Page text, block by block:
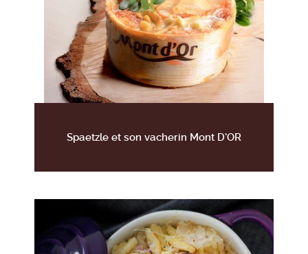
Spaetzle et son vacherin Mont D’OR